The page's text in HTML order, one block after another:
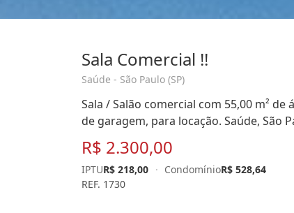
Sala Comercial !!
Saúde - São Paulo (SP)
Sala / Salão comercial com 55,00 m² de
de garagem, para locação. Saúde, São
R$ 2.300,00
IPTUR$ 218,00 · CondomínioR$ 528,64
REF. 1730